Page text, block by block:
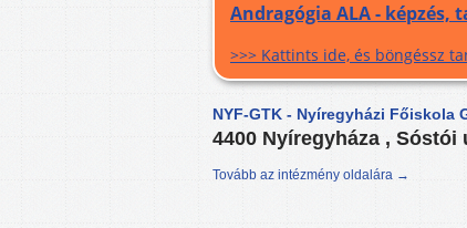
Andragógia ALA - képzés,
>>> Kattints ide, és böngéssz
NYF-GTK - Nyíregyházi Főiskola
4400 Nyíregyháza , Sóstói
Tovább az intézmény oldalára →